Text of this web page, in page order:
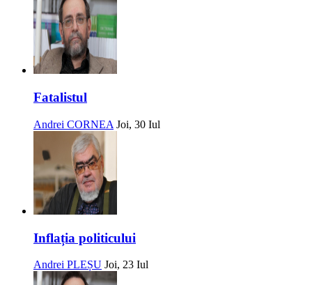
Fatalistul
Andrei CORNEA Joi, 30 Iul
Inflația politicului
Andrei PLEȘU Joi, 23 Iul